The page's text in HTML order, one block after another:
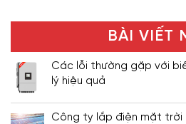
BÀI VIẾT
Các lỗi thường gặp với
lý hiệu quả
Công ty lắp điện mặt trời